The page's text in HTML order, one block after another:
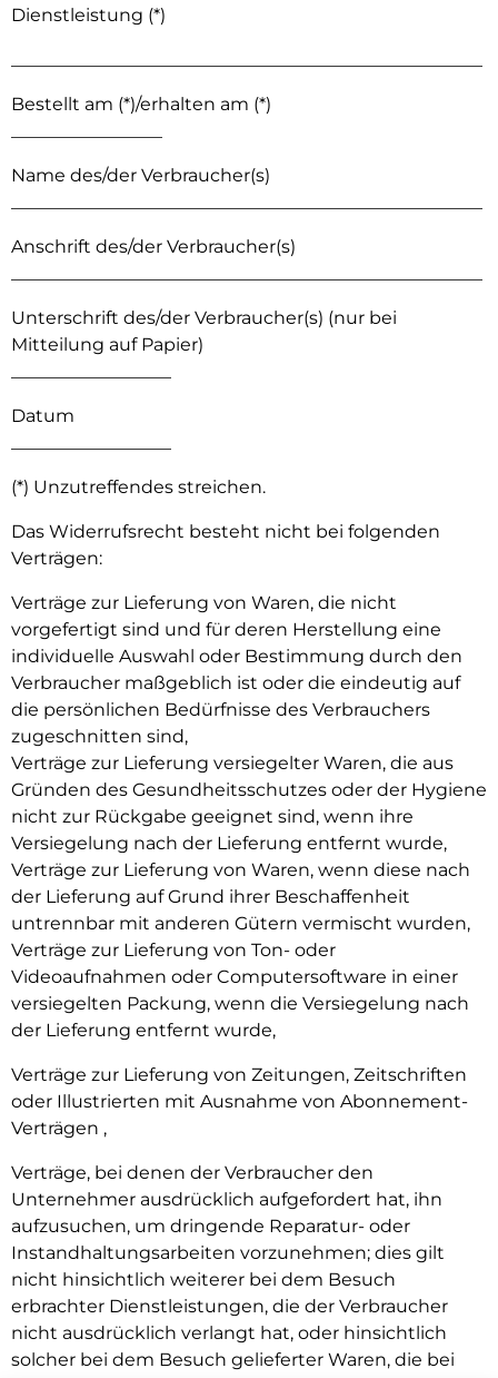
Dienstleistung (*)
Bestellt am (*)/erhalten am (*)
Name des/der Verbraucher(s)
Anschrift des/der Verbraucher(s)
Unterschrift des/der Verbraucher(s) (nur bei
Mitteilung auf Papier)
Datum
(*) Unzutreffendes streichen.
Das Widerrufsrecht besteht nicht bei folgenden
Verträgen:
Verträge zur Lieferung von Waren, die nicht
vorgefertigt sind und für deren Herstellung eine
individuelle Auswahl oder Bestimmung durch den
Verbraucher maßgeblich ist oder die eindeutig auf
die persönlichen Bedürfnisse des Verbrauchers
zugeschnitten sind,
Verträge zur Lieferung versiegelter Waren, die aus
Gründen des Gesundheitsschutzes oder der Hygiene
nicht zur Rückgabe geeignet sind, wenn ihre
Versiegelung nach der Lieferung entfernt wurde,
Verträge zur Lieferung von Waren, wenn diese nach
der Lieferung auf Grund ihrer Beschaffenheit
untrennbar mit anderen Gütern vermischt wurden,
Verträge zur Lieferung von Ton- oder
Videoaufnahmen oder Computersoftware in einer
versiegelten Packung, wenn die Versiegelung nach
der Lieferung entfernt wurde,
Verträge zur Lieferung von Zeitungen, Zeitschriften
oder Illustrierten mit Ausnahme von Abonnement-
Verträgen ,
Verträge, bei denen der Verbraucher den
Unternehmer ausdrücklich aufgefordert hat, ihn
aufzusuchen, um dringende Reparatur- oder
Instandhaltungsarbeiten vorzunehmen; dies gilt
nicht hinsichtlich weiterer bei dem Besuch
erbrachter Dienstleistungen, die der Verbraucher
nicht ausdrücklich verlangt hat, oder hinsichtlich
solcher bei dem Besuch gelieferter Waren, die bei